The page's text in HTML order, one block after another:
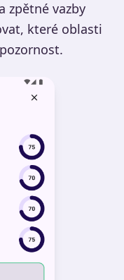
zpětné vazby
které oblasti